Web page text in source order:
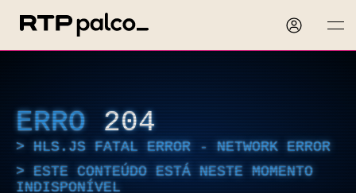
ERRO 204
HLS.JS FATAL ERROR - NETWORK ERROR
ESTE CONTEÚDO ESTÁ NESTE MOMENTO
INDISPONÍVEL